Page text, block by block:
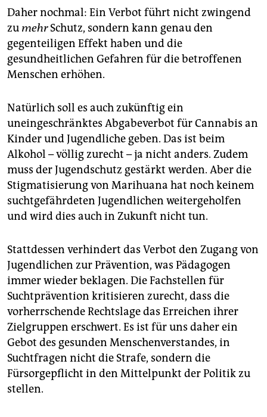
Daher nochmal: Ein Verbot führt nicht zwingend
zu mehrSchutz, sondern kann genau den
gegenteiligen Effekt haben und die
gesundheitlichen Gefahren für die betroffenen
Menschen erhöhen.
Natürlich soll es auch zukünftig ein
uneingeschränktes Abgabeverbot für Cannabis an
Kinder und Jugendliche geben. Das ist beim
Alkohol – völlig zurecht – ja nicht anders. Zudem
muss der Jugendschutz gestärkt werden. Aber die
Stigmatisierung von Marihuana hat noch keinem
suchtgefährdeten Jugendlichen weitergeholfen
und wird dies auch in Zukunft nicht tun.
Stattdessen verhindert das Verbot den Zugang von
Jugendlichen zur Prävention, was Pädagogen
immer wieder beklagen. Die Fachstellen für
Suchtprävention kritisieren zurecht, dass die
vorherrschende Rechtslage das Erreichen ihrer
Zielgruppen erschwert. Es ist für uns daher ein
Gebot des gesunden Menschenverstandes, in
Suchtfragen nicht die Strafe, sondern die
Fürsorgepflicht in den Mittelpunkt der Politik zu
stellen.